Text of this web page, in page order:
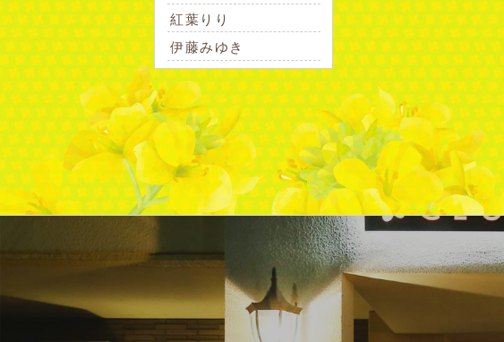
紅葉りり
伊藤みゆき